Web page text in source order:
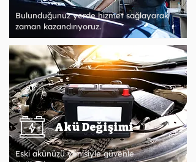
Bulunduğunuz yerde hizmet sağlayarak
zaman kazandırıyoruz.
Akü Değişimi
Eski akünüzü yenisiyle güvenle